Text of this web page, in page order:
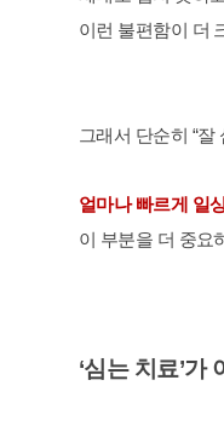
이런 불편함이 더
그래서 단순히 “잘
얼마나 빠르게 일
이 부분을 더 중요
‘심는 치료’가